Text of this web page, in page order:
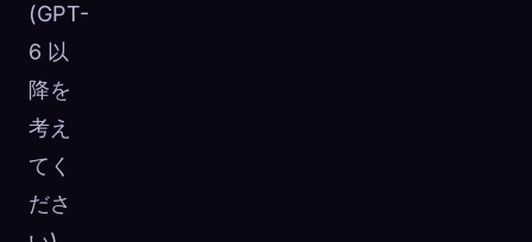
(GPT-
6 以
降を
考え
てく
ださ